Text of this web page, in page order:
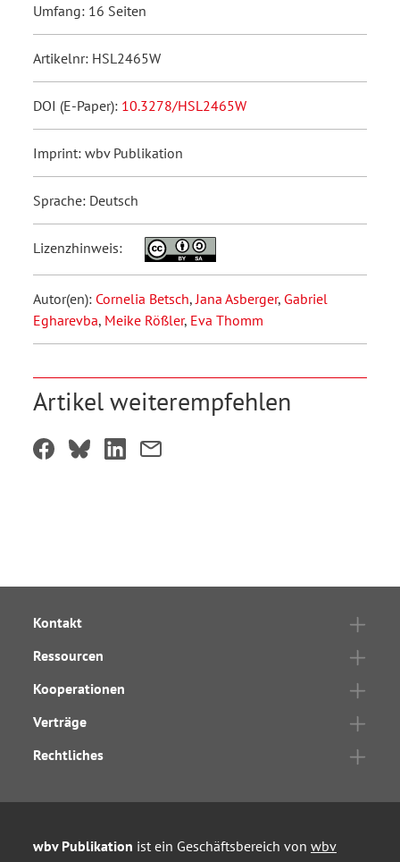
Umfang: 16 Seiten
Artikelnr: HSL2465W
DOI (E-Paper): 10.3278/HSL2465W
Imprint: wbv Publikation
Sprache: Deutsch
Lizenzhinweis:
Autor(en): Cornelia Betsch, Jana Asberger, Gabriel
Egharevba, Meike Rößler, Eva Thomm
Artikel weiterempfehlen
Kontakt
Ressourcen
Kooperationen
Verträge
Rechtliches
wbv Publikation ist ein Geschäftsbereich von wbv